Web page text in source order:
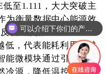
至1.111，大大突破主
为衡量数据中心能源效
映出数据
低，代表能耗利用率越
微模块通过引入自然
冷源，降低温控系统能
可以介绍下你们的产品么？